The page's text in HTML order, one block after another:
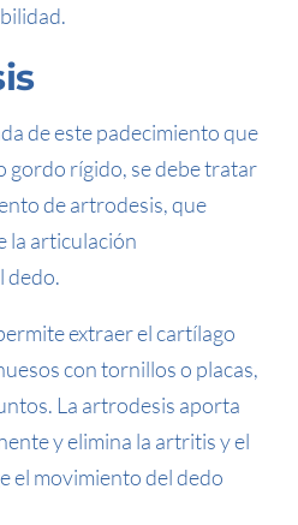
de este padecimiento que
gordo rígido, se debe tratar
de artrodesis, que
la articulación
dedo.
extraer el cartílago
con tornillos o placas,
La artrodesis aporta
y elimina la artritis y el
el movimiento del dedo